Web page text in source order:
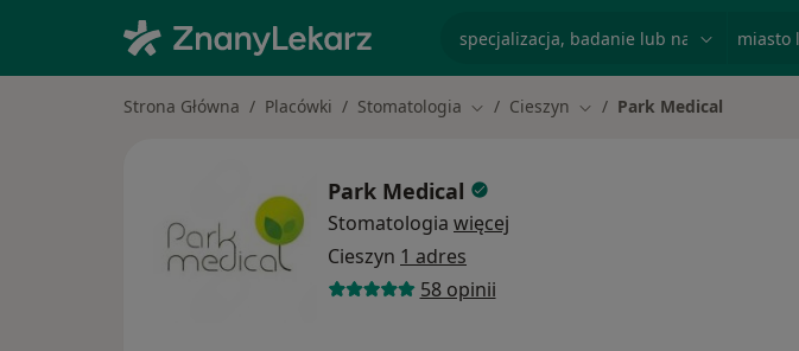
Strona Główna Placówki Stomatologia Zmień miasto
Cieszyn Zmień miasto
Park Medical
Park Medical
Stomatologia więcej
Cieszyn 1 adres
58 opinii